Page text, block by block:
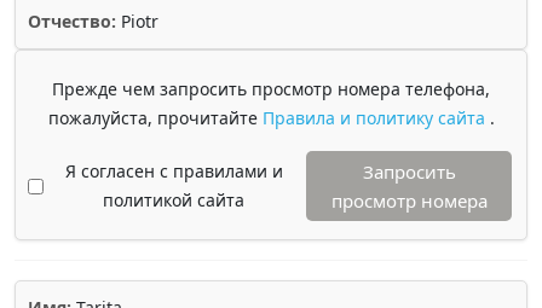
Отчество: Piotr
Прежде чем запросить просмотр номера телефона,
пожалуйста, прочитайте Правила и политику сайта .
Я согласен с правилами и
политикой сайта
Запросить
просмотр номера